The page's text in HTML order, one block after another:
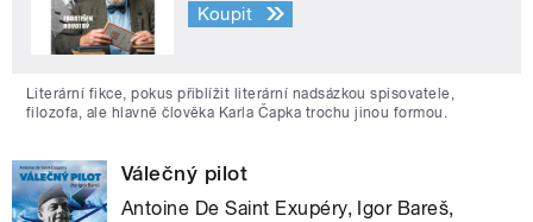
Koupit
Literární fikce, pokus přiblížit literární nadsázkou spisovatele,
filozofa, ale hlavně člověka Karla Čapka trochu jinou formou.
Válečný pilot
Antoine De Saint Exupéry, Igor Bareš,